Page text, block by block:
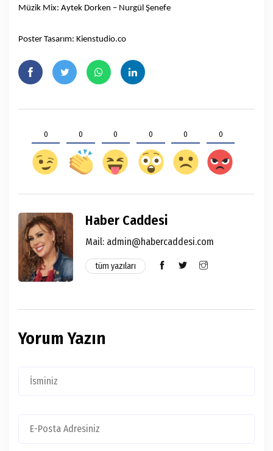
Müzik Mix: Aytek Dorken – Nurgül Şenefe
Poster Tasarım: Kienstudio.co
0 0 0 0 0 0
Haber Caddesi
Mail: admin@habercaddesi.com
tüm yazıları
Yorum Yazın